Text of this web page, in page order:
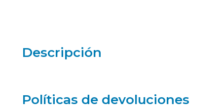
Descripción
Políticas de devoluciones